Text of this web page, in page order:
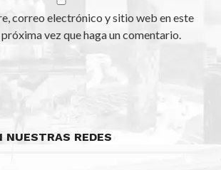
correo electrónico y sitio web en este
vez que haga un comentario.
NUESTRAS REDES